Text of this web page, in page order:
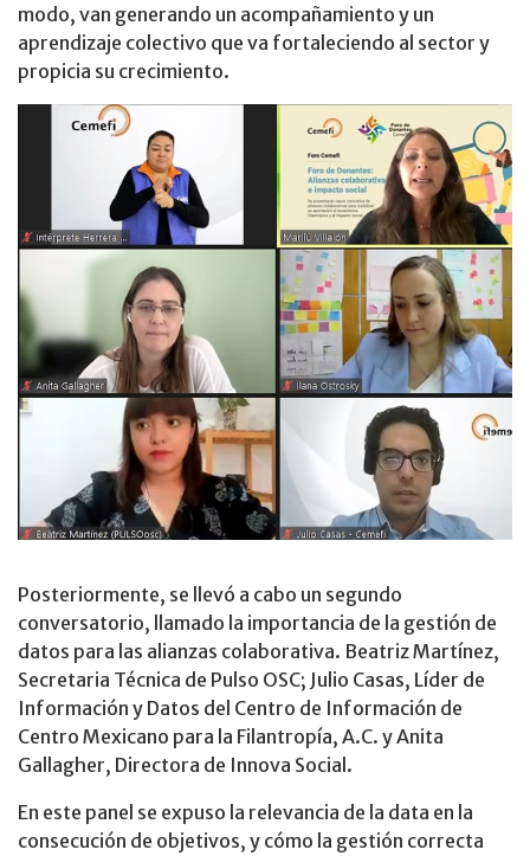
modo, van generando un acompañamiento y un
aprendizaje colectivo que va fortaleciendo al sector y
propicia su crecimiento.
Posteriormente, se llevó a cabo un segundo
conversatorio, llamado la importancia de la gestión de
datos para las alianzas colaborativa. Beatriz Martínez,
Secretaria Técnica de Pulso OSC; Julio Casas, Líder de
Información y Datos del Centro de Información de
Centro Mexicano para la Filantropía, A.C. y Anita
Gallagher, Directora de Innova Social.
En este panel se expuso la relevancia de la data en la
consecución de objetivos, y cómo la gestión correcta